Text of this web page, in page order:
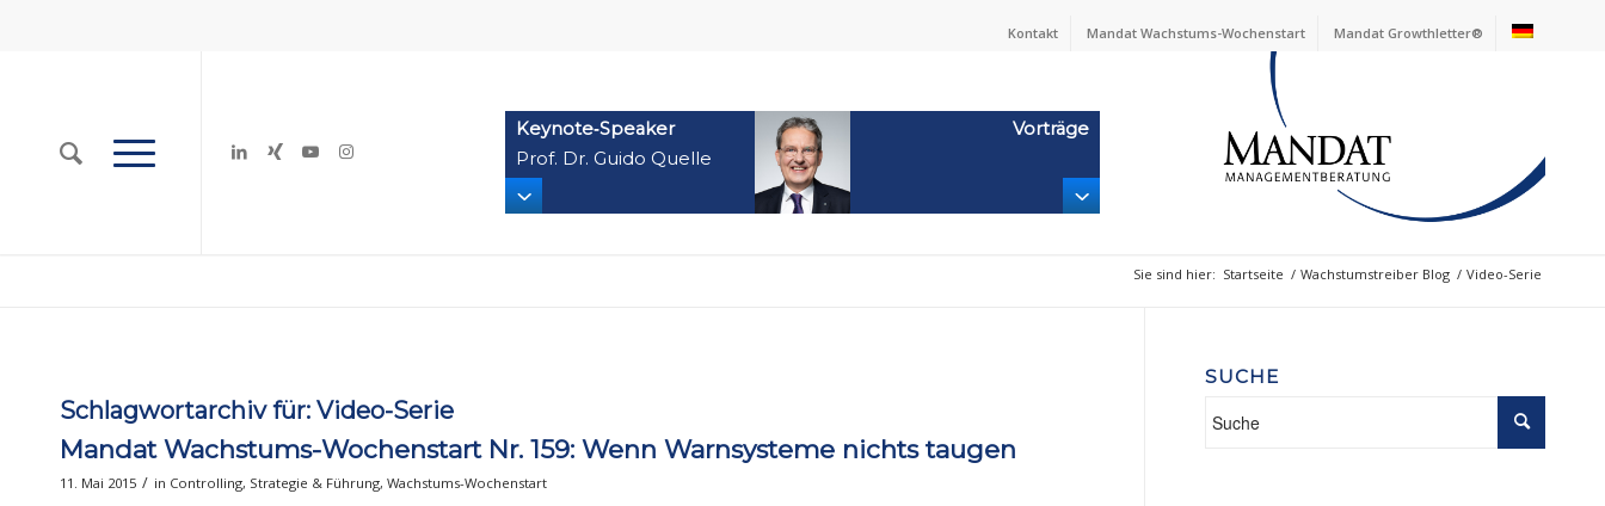
Kontakt Mandat Wachstums-Wochenstart Mandat Growthletter®
Keynote‑Speaker
Prof. Dr. Guido Quelle
Vorträge
Sie sind hier: Startseite / Wachstumstreiber Blog / Video-Serie
Schlagwortarchiv für: Video-Serie
Mandat Wachstums-Wochenstart Nr. 159: Wenn Warnsysteme nichts taugen
11. Mai 2015 / in Controlling, Strategie & Führung, Wachstums-Wochenstart
SUCHE